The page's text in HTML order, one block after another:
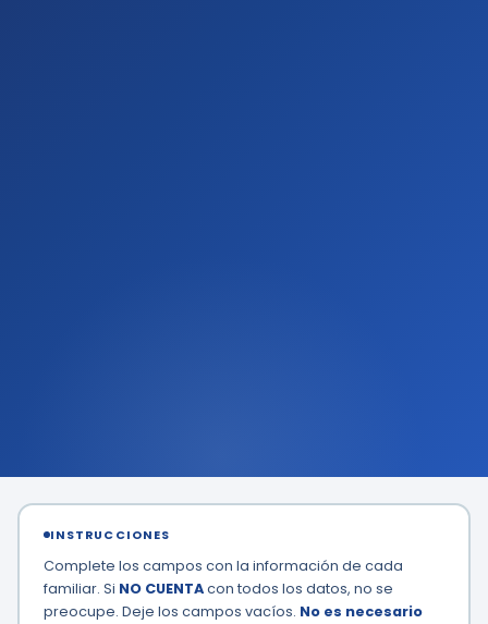
INSTRUCCIONES
Complete los campos con la información de cada
familiar. Si NO CUENTAcon todos los datos, no se
preocupe. Deje los campos vacíos. No es necesario